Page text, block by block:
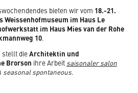
LE CORBUSIER
bieten wir vom 18.-21.
im Haus Le
im Haus Mies van der Rohe
10.
stellt dieArchitektin und
Brorson ihre Arbeit saisonaler salon
seasonal spontaneous.